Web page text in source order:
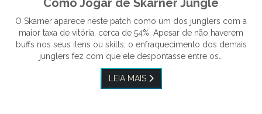
Como Jogar de Skarner Jungle
O Skarner aparece neste patch como um dos junglers com a
maior taxa de vitória, cerca de 54%. Apesar de não haverem
buffs nos seus itens ou skills, o enfraquecimento dos demais
junglers fez com que ele despontasse entre os…
LEIA MAIS